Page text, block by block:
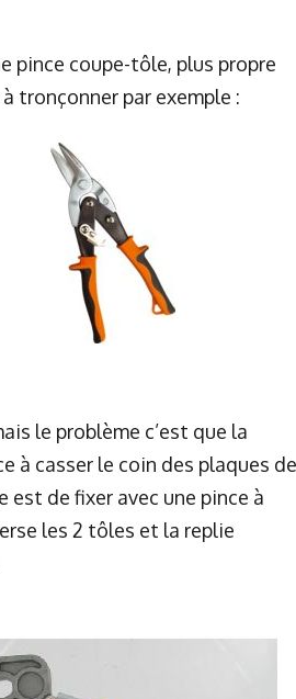
pince coupe-tôle, plus propre
tronçonner par exemple :
le problème c’est que la
à casser le coin des plaques de
est de fixer avec une pince à
les 2 tôles et la replie